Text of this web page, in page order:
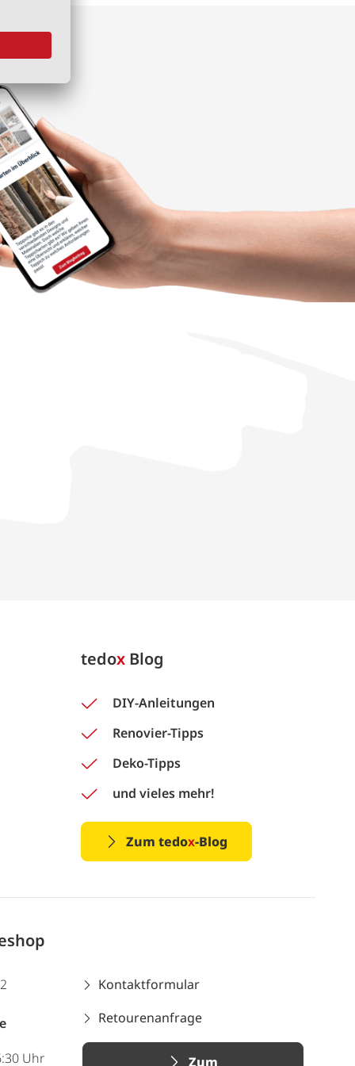
tedox Blog
DIY-Anleitungen
Renovier-Tipps
Deko-Tipps
und vieles mehr!
Zum tedox-Blog
Uhr
Kontaktformular
Retourenanfrage
Zum